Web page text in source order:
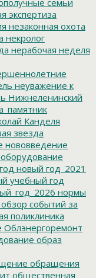
экспертиза
незаконная охота
некролог
нерабочая неделя
неуважение к
Нижнеленинский
Канделя
звезда
нововведение
новый год_2021
учебный год
нормы
обзор событий за
поликлиника
Облэнергоремонт
образ
обращения
общественная